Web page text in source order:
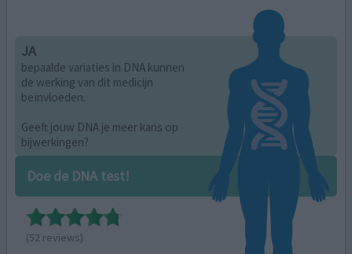
JA
bepaalde variaties in DNA kunnen
de werking van dit medicijn
beïnvloeden.
Geeft jouw DNA je meer kans op
bijwerkingen?
Doe de DNA test!
(52 reviews)